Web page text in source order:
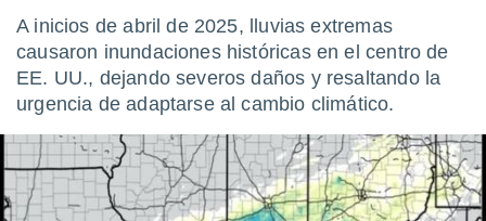
a este
las
y
forma
digital
basada
A inicios de abril de 2025, lluvias extremas
causaron inundaciones históricas en el centro de
EE. UU., dejando severos daños y resaltando la
urgencia de adaptarse al cambio climático.